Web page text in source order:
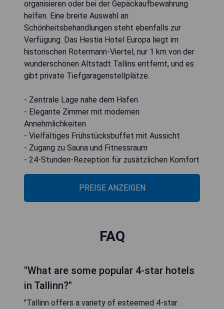
organisieren oder bei der Gepäckaufbewahrung
helfen. Eine breite Auswahl an
Schönheitsbehandlungen steht ebenfalls zur
Verfügung. Das Hestia Hotel Europa liegt im
historischen Rotermann-Viertel, nur 1 km von der
wunderschönen Altstadt Tallins entfernt, und es
gibt private Tiefgaragenstellplätze.
- Zentrale Lage nahe dem Hafen
- Elegante Zimmer mit modernen
Annehmlichkeiten
- Vielfältiges Frühstücksbuffet mit Aussicht
- Zugang zu Sauna und Fitnessraum
- 24-Stunden-Rezeption für zusätzlichen Komfort
PREISE ANZEIGEN
FAQ
"What are some popular 4-star hotels
in Tallinn?"
"Tallinn offers a variety of esteemed 4-star